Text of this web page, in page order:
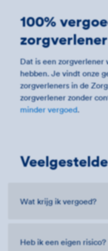
100%
Dat is een zorgverlener
hebben. Je vindt onze
zorgverleners in de
zorgverlener zonder
minder vergoed.
Wat krijg ik vergoed?
Heb ik een eigen risico?